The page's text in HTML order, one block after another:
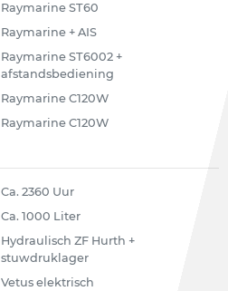
Raymarine ST60
Raymarine + AIS
Raymarine ST6002 +
afstandsbediening
Raymarine C120W
Raymarine C120W
Ca. 2360 Uur
Ca. 1000 Liter
Hydraulisch ZF Hurth +
stuwdruklager
Vetus elektrisch